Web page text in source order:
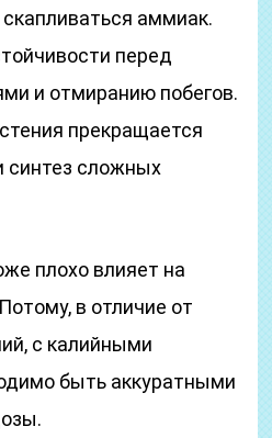
аммиак.
перед
и отмиранию побегов.
прекращается
синтез сложных
плохо влияет на
в отличие от
с калийными
быть аккуратными